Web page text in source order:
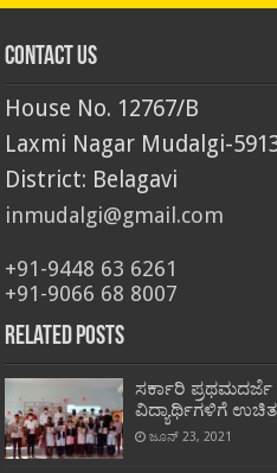
Contact Us
House No. 12767/B
Laxmi Nagar Mudalgi-
District: Belagavi
inmudalgi@gmail.com
+91-9448 63 6261
+91-9066 68 8007
Related Posts
ಸರ್ಕಾರಿ
ವಿದ್ಯಾರ್ಥಿಗಳಿಗೆ
ಜೂನ್ 23, 2021